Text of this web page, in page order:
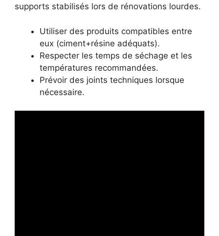
supports stabilisés lors de rénovations lourdes.
Utiliser des produits compatibles entre
eux (ciment+résine adéquats).
Respecter les temps de séchage et les
températures recommandées.
Prévoir des joints techniques lorsque
nécessaire.